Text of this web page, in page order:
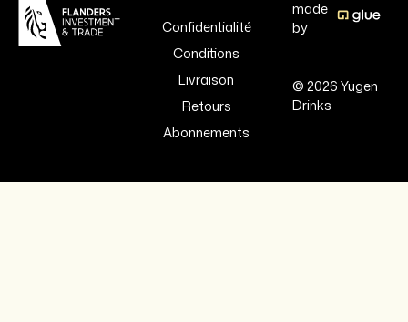
Confidentialité
Conditions
Livraison
Retours
Abonnements
made
by
© 2026 Yugen
Drinks